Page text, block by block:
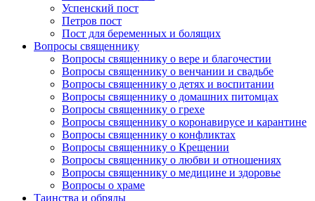
Успенский пост
Петров пост
Пост для беременных и болящих
Вопросы священнику
Вопросы священнику о вере и благочестии
Вопросы священнику о венчании и свадьбе
Вопросы священнику о детях и воспитании
Вопросы священнику о домашних питомцах
Вопросы священнику о грехе
Вопросы священнику о коронавирусе и карантине
Вопросы священнику о конфликтах
Вопросы священнику о Крещении
Вопросы священнику о любви и отношениях
Вопросы священнику о медицине и здоровье
Вопросы о храме
Таинства и обряды